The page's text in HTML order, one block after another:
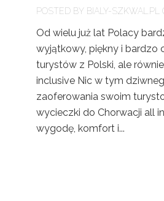
POSTED BY BIALY-SZKWAL.PL
Od wielu już lat Polacy
wyjątkowy, piękny i bardzo
turystów z Polski, ale
inclusive Nic w tym
zaoferowania swoim
wycieczki do Chorwacji all
wygodę, komfort i...